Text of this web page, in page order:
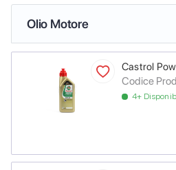
Olio Motore
Castrol
Codice
4+